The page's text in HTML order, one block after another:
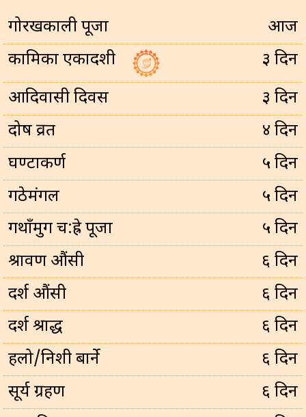
गोरखकाली पूजा
आज
कामिका एकादशी
३ दिन
आदिवासी दिवस
३ दिन
प्रदोष व्रत
४ दिन
घण्टाकर्ण
५ दिन
गठेमंगल
५ दिन
गथाँमुग च:ह्रे पूजा
५ दिन
श्रावण औंसी
६ दिन
दर्श औंसी
६ दिन
दर्श श्राद्ध
६ दिन
हलो/निशी बार्ने
६ दिन
सूर्य ग्रहण
६ दिन